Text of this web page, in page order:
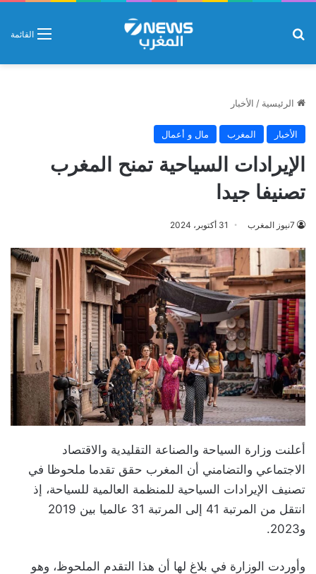
القائمة
الرئيسية / الأخبار
الأخبار المغرب مال و أعمال
الإيرادات السياحية تمنح المغرب
تصنيفا جيدا
7نيوز المغرب 31 أكتوبر، 2024
أعلنت وزارة السياحة والصناعة التقليدية والاقتصاد
الاجتماعي والتضامني أن المغرب حقق تقدما ملحوظا في
تصنيف الإيرادات السياحية للمنظمة العالمية للسياحة، إذ
انتقل من المرتبة 41 إلى المرتبة 31 عالميا بين 2019
و2023.
وأوردت الوزارة في بلاغ لها أن هذا التقدم الملحوظ، وهو